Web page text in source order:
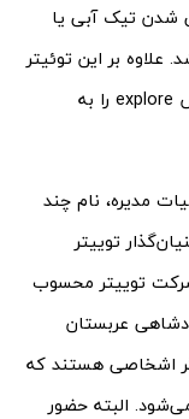
شدن تیک آبی یا
قیمت ماهانه 20 دلار باشد. علاوه بر این توئیتر
برای کسانی که وارد حساب خود نشدند، بخش explore را به
مدیره، نام چند
توییتر
توییتر محسوب
عربستان
اشخاصی هستند که
البته حضور